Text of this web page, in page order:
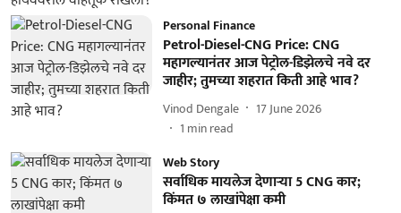
Personal Finance
Petrol-Diesel-CNG Price: CNG
महागल्यानंतर आज पेट्रोल-डिझेलचे नवे दर
जाहीर; तुमच्या शहरात किती आहे भाव?
Vinod Dengale
17 June 2026
1 min read
Web Story
सर्वाधिक मायलेज देणाऱ्या 5 CNG कार;
किंमत ७ लाखांपेक्षा कमी